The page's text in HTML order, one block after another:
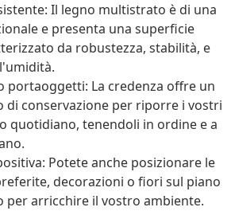
Il legno multistrato è di una
e presenta una superficie
da robustezza, stabilità, e
portaoggetti: La credenza offre un
di conservazione per riporre i vostri
quotidiano, tenendoli in ordine e a
Potete anche posizionare le
decorazioni o fiori sul piano
per arricchire il vostro ambiente.